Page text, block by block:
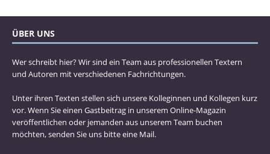
ÜBER UNS
Wer schreibt hier? Wir sind ein Team aus professionellen Textern
und Autoren mit verschiedenen Fachrichtungen.
Unter ihren Texten stellen sich unsere Kolleginnen und Kollegen kurz
vor. Wenn Sie einen Gastbeitrag in unserem Online-Magazin
veröffentlichen oder jemanden aus unserem Team buchen
möchten, senden Sie uns bitte eine Mail.